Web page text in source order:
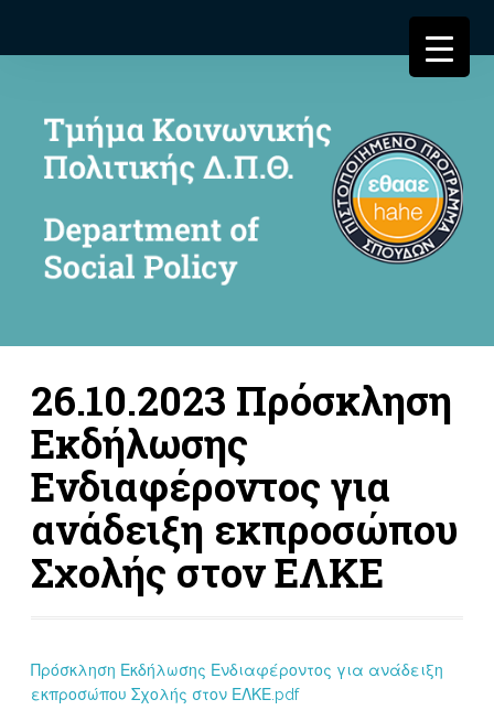
26.10.2023 Πρόσκληση
Εκδήλωσης
Ενδιαφέροντος για
ανάδειξη εκπροσώπου
Σχολής στον ΕΛΚΕ
Πρόσκληση Εκδήλωσης Ενδιαφέροντος για ανάδειξη
εκπροσώπου Σχολής στον ΕΛΚΕ.pdf